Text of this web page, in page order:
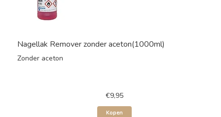
Nagellak Remover zonder aceton(1000ml)
Zonder aceton
€9,95
Kopen